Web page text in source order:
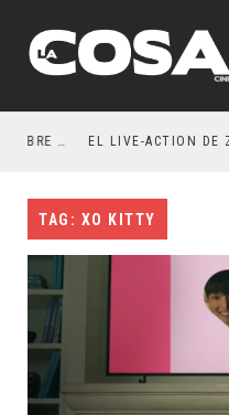
RESEÑA LA INVITACIÓN: OLIVIA WILDE REFLEXIONA SOBRE LA VIDA CONYUGAL EL LIVE-ACTION DE
TAG: XO KITTY